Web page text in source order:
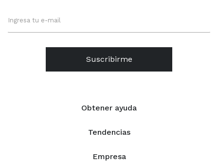
Obtener ayuda
Tendencias
Empresa
Suscribirme